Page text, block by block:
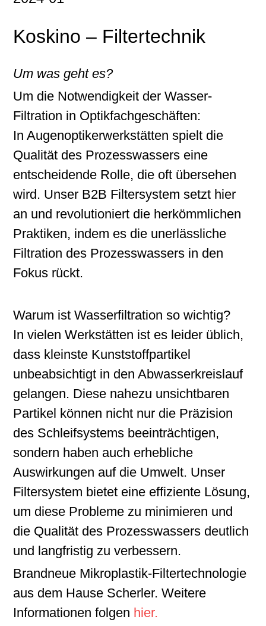
Koskino – Filtertechnik
Um was geht es?
Um die Notwendigkeit der Wasser-
Filtration in Optikfachgeschäften:
In Augenoptikerwerkstätten spielt die
Qualität des Prozesswassers eine
entscheidende Rolle, die oft übersehen
wird. Unser B2B Filtersystem setzt hier
an und revolutioniert die herkömmlichen
Praktiken, indem es die unerlässliche
Filtration des Prozesswassers in den
Fokus rückt.
Warum ist Wasserfiltration so wichtig?
In vielen Werkstätten ist es leider üblich,
dass kleinste Kunststoffpartikel
unbeabsichtigt in den Abwasserkreislauf
gelangen. Diese nahezu unsichtbaren
Partikel können nicht nur die Präzision
des Schleifsystems beeinträchtigen,
sondern haben auch erhebliche
Auswirkungen auf die Umwelt. Unser
Filtersystem bietet eine effiziente Lösung,
um diese Probleme zu minimieren und
die Qualität des Prozesswassers deutlich
und langfristig zu verbessern.
Brandneue Mikroplastik-Filtertechnologie
aus dem Hause Scherler. Weitere
Informationen folgen hier.